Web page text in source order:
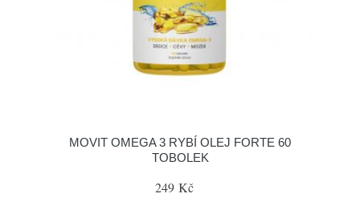
MOVIT OMEGA 3 RYBÍ OLEJ FORTE 60
TOBOLEK
249 Kč